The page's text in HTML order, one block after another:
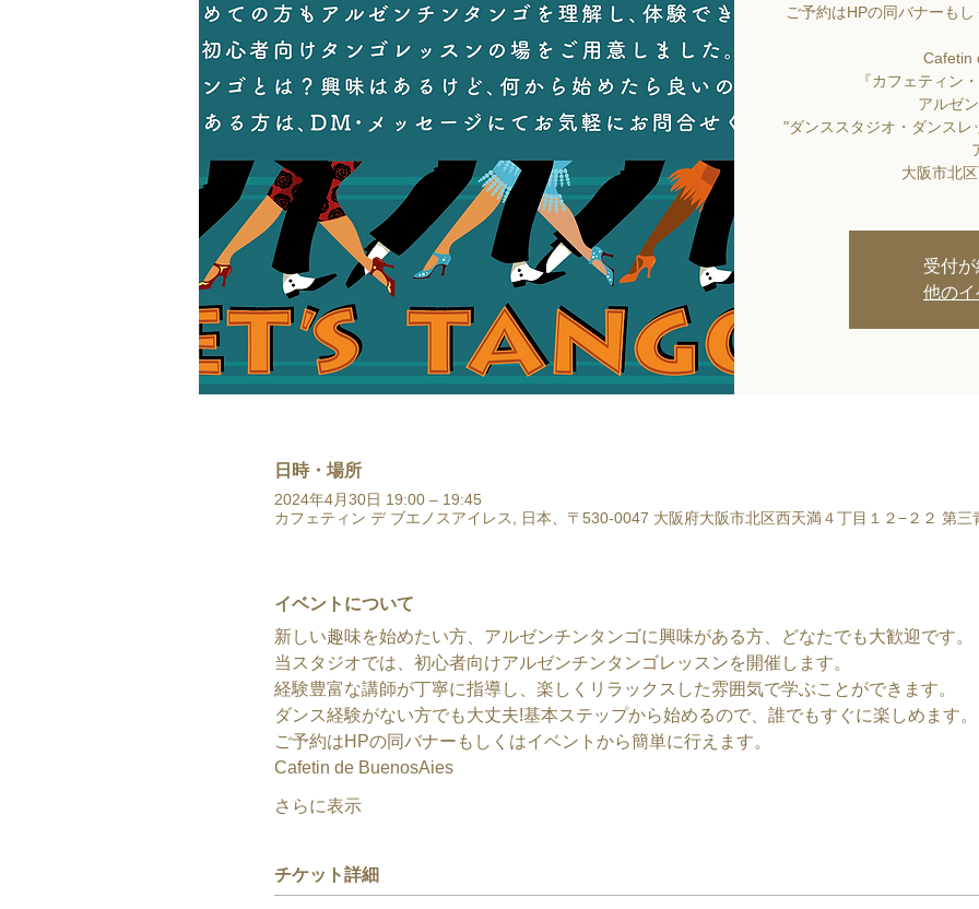
ご予約はHPの同バナーも
Cafetin
『カフェティン
アルゼ
"ダンススタジオ・ダンス
大阪市北
受付
他の
日時・場所
2024年4月30日 19:00 – 19:45
カフェティン デ ブエノスアイレス, 日本、〒530-0047 大阪府大阪市北区西天満４丁目１２−２２ 第三
イベントについて
新しい趣味を始めたい方、アルゼンチンタンゴに興味がある方、どなたでも大歓迎です。
当スタジオでは、初心者向けアルゼンチンタンゴレッスンを開催します。
経験豊富な講師が丁寧に指導し、楽しくリラックスした雰囲気で学ぶことができます。
ダンス経験がない方でも大丈夫!基本ステップから始めるので、誰でもすぐに楽しめます。
ご予約はHPの同バナーもしくはイベントから簡単に行えます。
Cafetin de BuenosAies
さらに表示
チケット詳細